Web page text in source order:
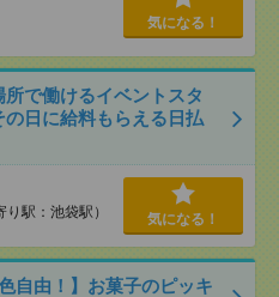
気になる！
で働けるイベントスタ
日に給料もらえる日払
駅：池袋駅） 気になる！
自由！】お菓子のピッキ